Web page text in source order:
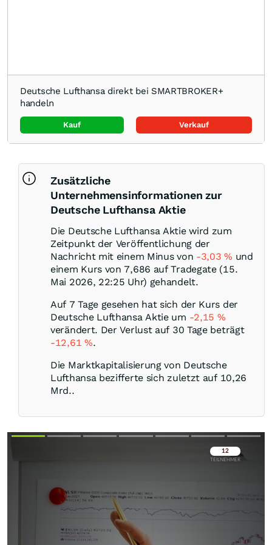
Deutsche Lufthansa direkt bei SMARTBROKER+
handeln
Kauf Verkauf
Zusätzliche
Unternehmensinformationen zur
Deutsche Lufthansa Aktie
Die Deutsche Lufthansa Aktie wird zum
Zeitpunkt der Veröffentlichung der
Nachricht mit einem Minus von -3,03% und
einem Kurs von 7,686 auf Tradegate (15.
Mai 2026, 22:25 Uhr) gehandelt.
Auf 7 Tage gesehen hat sich der Kurs der
Deutsche Lufthansa Aktie um -2,15 %
verändert. Der Verlust auf 30 Tage beträgt
-12,61 %.
Die Marktkapitalisierung von Deutsche
Lufthansa bezifferte sich zuletzt auf 10,26
Mrd..